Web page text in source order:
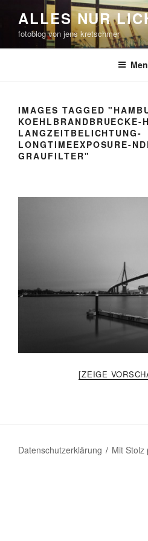
Inhalt
springen
ALLES NUR
fotoblog von jens kretschmer
IMAGES TAGGED
KOEHLBRANDBRUECKE-
LANGZEITBELICHTUNG-
LONGTIMEEXPOSURE-
GRAUFILTER"
[ZEIGE
Datenschutzerklärung Mit Stolz